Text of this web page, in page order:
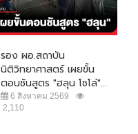
รอง ผอ.สถาบัน
นิติวิทยาศาสตร์ เผยขั้น
ตอนชันสูตร "ฮลุน โซโล่"...
6 สิงหาคม 2569
2,110